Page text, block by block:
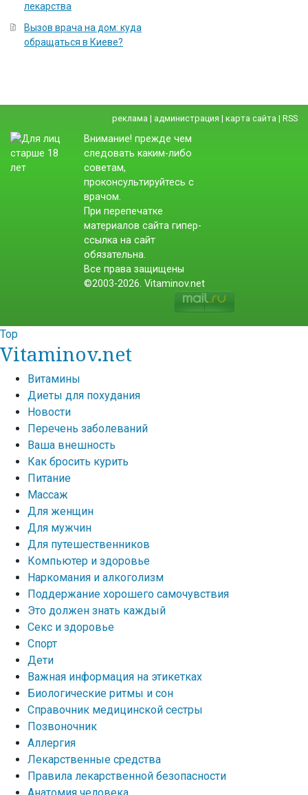
лекарства
Вызов врача на дом: куда
обращаться в Киеве?
реклама | администрация | карта сайта | RSS
Внимание! прежде чем
следовать каким-либо
советам,
проконсультируйтесь с
врачом.
При перепечатке
материалов сайта гипер-
ссылка на сайт
обязательна.
Все права защищены
©2003-2026. Vitaminov.net
Top
Vitaminov.net
Витамины
Диеты для похудания
Новости
Перечень заболеваний
Ваша внешность
Как бросить курить
Питание
Массаж
Для женщин
Для мужчин
Для путешественников
Компьютер и здоровье
Наркомания и алкоголизм
Поддержание хорошего самочувствия
Это должен знать каждый
Секс и здоровье
Спорт
Дети
Важная информация на этикетках
Биологические ритмы и сон
Справочник медицинской сестры
Позвоночник
Аллергия
Лекарственные средства
Правила лекарственной безопасности